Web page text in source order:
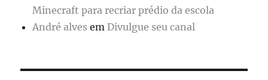
Minecraft para recriar prédio da escola
André alves em Divulgue seu canal